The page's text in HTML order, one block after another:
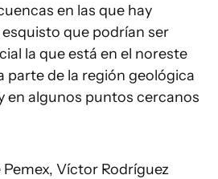
en las que hay
que podrían ser
la que está en el noreste
parte de la región geológica
en algunos puntos cercanos
Víctor Rodríguez